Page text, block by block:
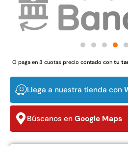
O paga en 3 cuotas precio contado con tu
Llega a nuestra tienda con
Búscanos en Google Maps
Agregar al carrito
30%